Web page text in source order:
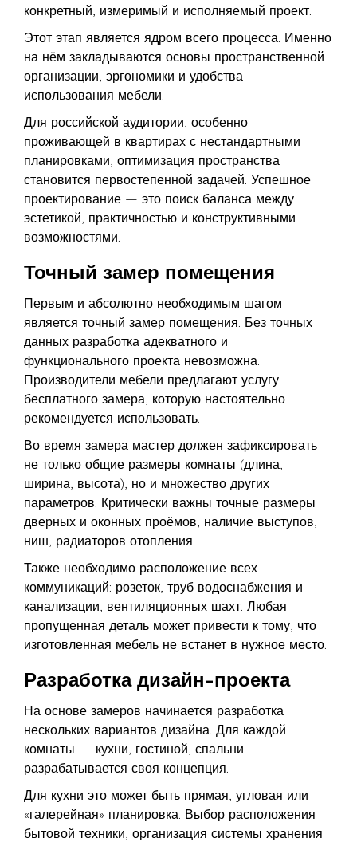
конкретный, измеримый и исполняемый проект.
Этот этап является ядром всего процесса. Именно
на нём закладываются основы пространственной
организации, эргономики и удобства
использования мебели.
Для российской аудитории, особенно
проживающей в квартирах с нестандартными
планировками, оптимизация пространства
становится первостепенной задачей. Успешное
проектирование — это поиск баланса между
эстетикой, практичностью и конструктивными
возможностями.
Точный замер помещения
Первым и абсолютно необходимым шагом
является точный замер помещения. Без точных
данных разработка адекватного и
функционального проекта невозможна.
Производители мебели предлагают услугу
бесплатного замера, которую настоятельно
рекомендуется использовать.
Во время замера мастер должен зафиксировать
не только общие размеры комнаты (длина,
ширина, высота), но и множество других
параметров. Критически важны точные размеры
дверных и оконных проёмов, наличие выступов,
ниш, радиаторов отопления.
Также необходимо расположение всех
коммуникаций: розеток, труб водоснабжения и
канализации, вентиляционных шахт. Любая
пропущенная деталь может привести к тому, что
изготовленная мебель не встанет в нужное место.
Разработка дизайн-проекта
На основе замеров начинается разработка
нескольких вариантов дизайна. Для каждой
комнаты — кухни, гостиной, спальни —
разрабатывается своя концепция.
Для кухни это может быть прямая, угловая или
«галерейная» планировка. Выбор расположения
бытовой техники, организация системы хранения